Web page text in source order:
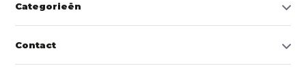
Categorieën
Contact